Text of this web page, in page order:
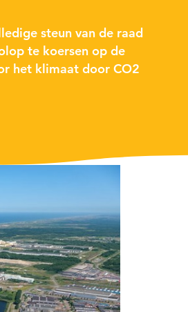
steun van de raad
te koersen op de
het klimaat door CO2